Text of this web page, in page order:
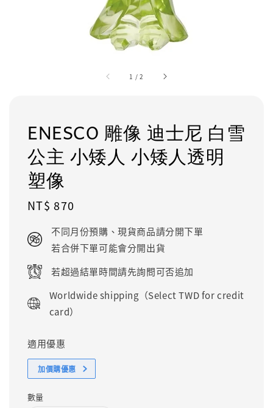
1 /2
ENESCO 雕像 迪士尼 白雪
公主 小矮人 小矮人透明
塑像
Regular
NT$ 870
不同月份預購、現貨商品請分開下單
若合併下單可能會分開出貨
若超過結單時間請先詢問可否追加
Worldwide shipping（Select TWD for credit
card）
適用優惠
加價購優惠
數量